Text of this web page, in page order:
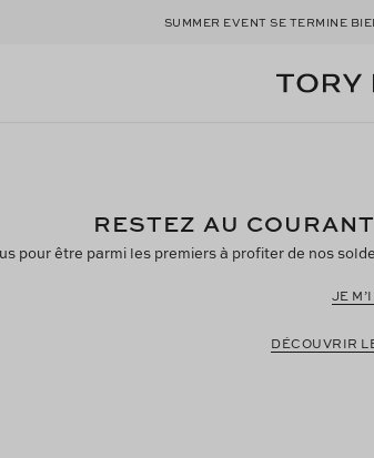
SUMMER EVENT SE TERMINE
RESTEZ AU
pour être parmi les premiers à profiter de nos
JE
DÉCOUVRIR